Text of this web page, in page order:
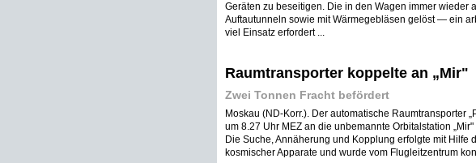
Geräten zu beseitigen. Die in den Wagen immer wieder
Auftautunneln sowie mit Wärmegebläsen gelöst — ein
viel Einsatz erfordert ...
Raumtransporter koppelte an „Mir"
Zwei Tonnen Fracht befördert
Moskau (ND-Korr.). Der automatische Raumtransporter
um 8.27 Uhr MEZ an die unbemannte Orbitalstation
Die Suche, Annäherung und Kopplung erfolgte mit Hilfe
kosmischer Apparate und wurde vom Flugleitzentrum